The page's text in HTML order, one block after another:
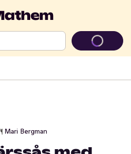
Mari Bergman